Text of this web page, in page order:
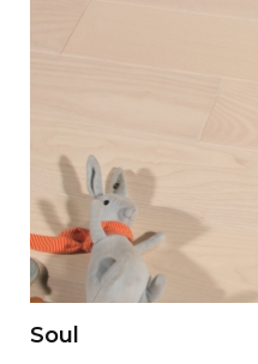
Soul